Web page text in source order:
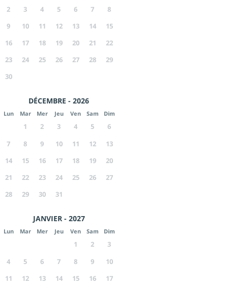
2
3 4 5 6 7
8
9
10 11 12 13 14
15
16
17 18 19 20 21
22
23
24 25 26 27 28
29
30
DÉCEMBRE - 2026
Lun Mar Mer Jeu Ven Sam Dim
1 2 3 4 5
6
7
8 9 10 11 12
13
14
15 16 17 18 19
20
21
22 23 24 25 26
27
28
29 30 31
JANVIER - 2027
Lun Mar Mer Jeu Ven Sam Dim
1 2
3
4
5 6 7 8 9
10
11
12 13 14 15 16
17